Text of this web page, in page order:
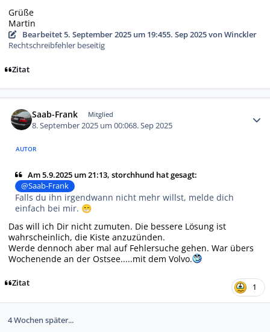
Grüße
Martin
Bearbeitet5. September 2025 um 19:455. Sep 2025von Winckler
Rechtschreibfehler beseitig
Zitat
Saab-Frank Mitglied
8. September 2025 um 00:068. Sep 2025
AUTOR
Am 5.9.2025 um 21:13, storchhund hat gesagt:
@Saab-Frank
Falls du ihn irgendwann nicht mehr willst, melde dich
einfach bei mir. 😁
Das will ich Dir nicht zumuten. Die bessere Lösung ist
wahrscheinlich, die Kiste anzuzünden.
Werde dennoch aber mal auf Fehlersuche gehen. War übers
Wochenende an der Ostsee.....mit dem Volvo.
Zitat 1
4 Wochen später...